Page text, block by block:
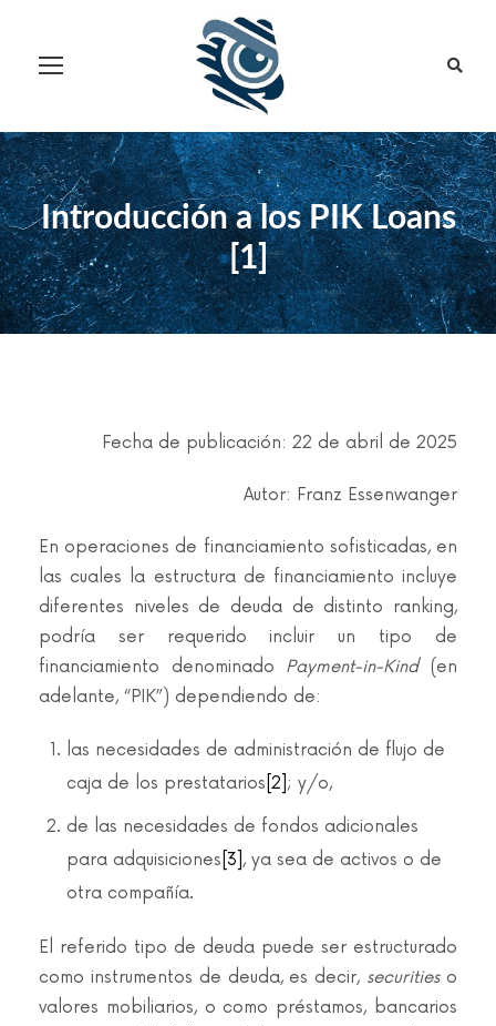
Introducción a los PIK Loans
[1]
Fecha de publicación: 22 de abril de 2025
Autor: Franz Essenwanger
En operaciones de financiamiento sofisticadas, en
las cuales la estructura de financiamiento incluye
diferentes niveles de deuda de distinto ranking,
podría ser requerido incluir un tipo de
financiamiento denominado Payment-in-Kind(en
adelante, “PIK”) dependiendo de:
las necesidades de administración de flujo de
caja de los prestatarios [2] ; y/o,
de las necesidades de fondos adicionales
para adquisiciones [3] , ya sea de activos o de
otra compañía.
El referido tipo de deuda puede ser estructurado
como instrumentos de deuda, es decir, securitieso
valores mobiliarios, o como préstamos, bancarios